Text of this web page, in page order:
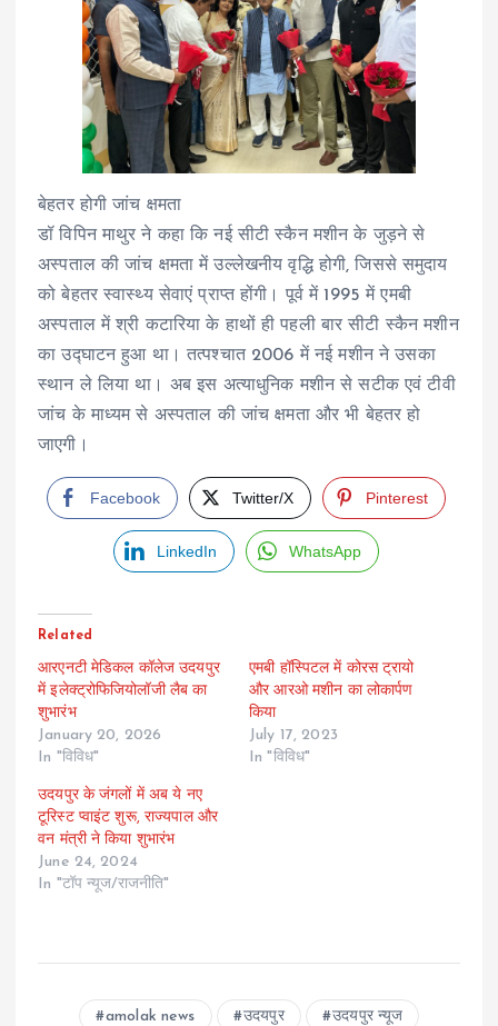
बेहतर होगी जांच क्षमता
डॉ विपिन माथुर ने कहा कि नई सीटी स्कैन मशीन के जुड़ने से
अस्पताल की जांच क्षमता में उल्लेखनीय वृद्धि होगी, जिससे समुदाय
को बेहतर स्वास्थ्य सेवाएं प्राप्त होंगी। पूर्व में 1995 में एमबी
अस्पताल में श्री कटारिया के हाथों ही पहली बार सीटी स्कैन मशीन
का उद्घाटन हुआ था। तत्पश्चात 2006 में नई मशीन ने उसका
स्थान ले लिया था। अब इस अत्याधुनिक मशीन से सटीक एवं टीवी
जांच के माध्यम से अस्पताल की जांच क्षमता और भी बेहतर हो
जाएगी।
Facebook Twitter/X Pinterest
LinkedIn WhatsApp
Related
आरएनटी मेडिकल कॉलेज उदयपुर
में इलेक्ट्रोफिजियोलॉजी लैब का
शुभारंभ
January 20, 2026
In "विविध"
एमबी हॉस्पिटल में कोरस ट्रायो
और आरओ मशीन का लोकार्पण
किया
July 17, 2023
In "विविध"
उदयपुर के जंगलों में अब ये नए
टूरिस्ट प्वाइंट शुरू, राज्यपाल और
वन मंत्री ने किया शुभारंभ
June 24, 2024
In "टॉप न्यूज/राजनीति"
amolak news उदयपुर उदयपुर न्यूज